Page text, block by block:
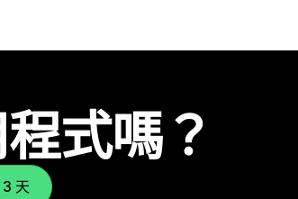
式嗎？
天